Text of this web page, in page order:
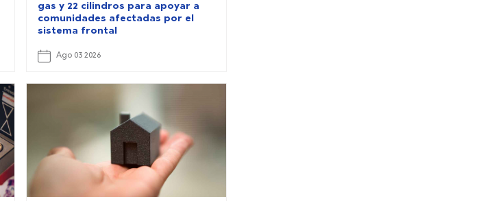
gas y 22 cilindros para apoyar a
comunidades afectadas por el
sistema frontal
Ago 03 2026